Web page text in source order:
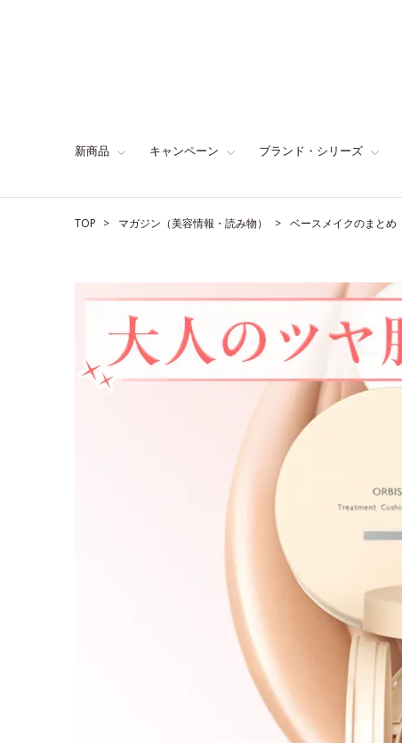
新商品 キャンペーン ブランド・シリーズ
TOP マガジン（美容情報・読み物） ベースメイクのまとめ